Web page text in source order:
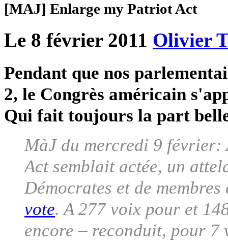
[MAJ] Enlarge my Patriot Act
Le 8 février 2011 Olivier
Pendant que nos
2, le Congrès américain
Qui fait toujours la part
MàJ du mercredi 9 février:
Act semblait actée, un
Démocrates et de
vote. A 277 voix pour et
encore – reconduit, pour 7